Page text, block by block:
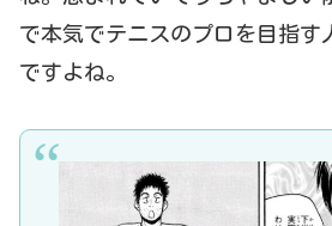
で本気でテニスのプロを目指す
ですよね。